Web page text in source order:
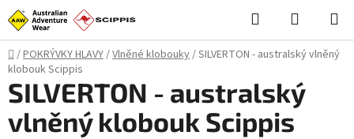
Přejít
na
obsah
Hledat
KOŠÍK
Domů
/POKRÝVKY HLAVY/Vlněné klobouky/SILVERTON - australský vlněný
klobouk Scippis
SILVERTON - australský
vlněný klobouk Scippis